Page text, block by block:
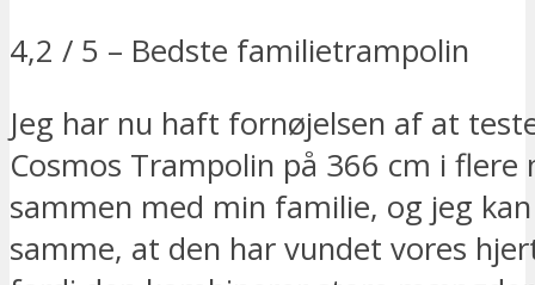
4,2 / 5 – Bedste familietrampolin
Jeg har nu haft fornøjelsen af at
Cosmos Trampolin på 366 cm i flere
sammen med min familie, og jeg
samme, at den har vundet vores